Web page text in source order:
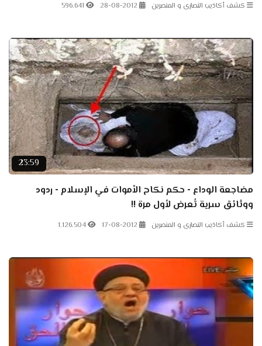
كشف أكاذيب النصارى و المنصرين 28-08-2012
596.641
23:59
مضاجعة الوداع - حكم نكاح الأموات في الإسلام - ردود
ووثائق سرية تُعرض لأول مرة !!
كشف أكاذيب النصارى و المنصرين 17-08-2012
1.126.504